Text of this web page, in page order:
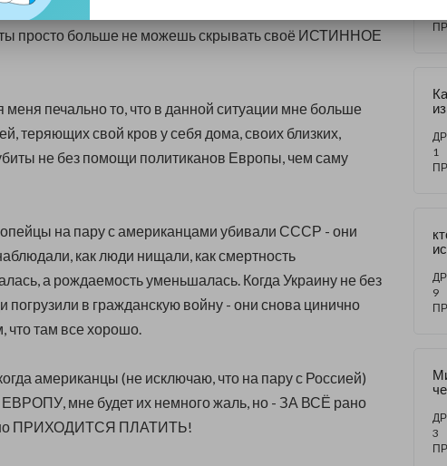
ты просто больше не можешь скрывать своё ИСТИННОЕ
меня печально то, что в данной ситуации мне больше
теряющих свой кров у себя дома, своих близких,
не без помощи политиканов Европы, чем саму
на пару с американцами убивали СССР - они
как люди нищали, как смертность
а рождаемость уменьшалась. Когда Украину не без
погрузили в гражданскую войну - они снова цинично
что там все хорошо.
американцы (не исключаю, что на пару с Россией)
мне будет их немного жаль, но - ЗА ВСЁ рано
ПРИХОДИТСЯ ПЛАТИТЬ!
1
9
3